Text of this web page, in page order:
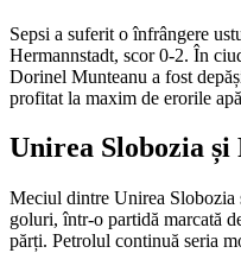
Sepsi a suferit o înfrângere
Hermannstadt, scor 0-2. În
Dorinel Munteanu a fost
profitat la maxim de erorile
Unirea Slobozia
Meciul dintre Unirea Slobozia
goluri, într-o partidă marcată
părți. Petrolul continuă seria